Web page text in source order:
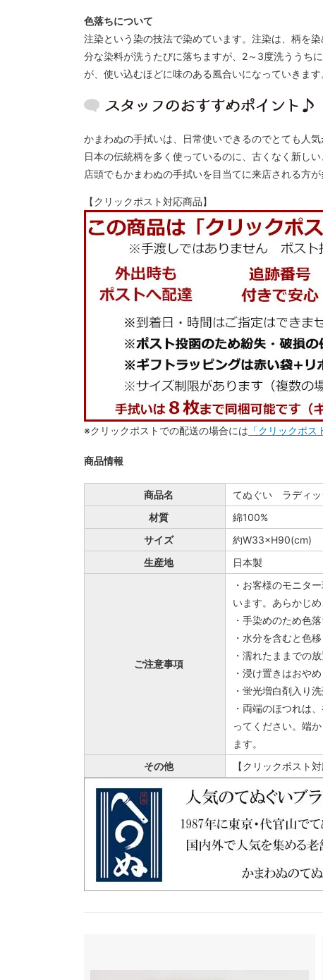
色落ちについて
注染という染の技法で染めています。注染は、柄を
分な染料が洗うたびに落ちますが、2～3度洗ううち
が、使い込むほどに味のある風合いになっていきます
かまわぬの手拭いは、日常使いできるのでとても人気
日本の伝統柄を多く使っているのに、古くなく新しい
店頭でもかまわぬの手拭いを目当てに来店される方が
【クリックポスト対応商品】
※クリックポストでの配送の場合には 「クリックポ
商品情報
商品名
てぬぐい ラディッ
材質
綿100%
サイズ
約W33×H90(cm)
生産地
日本製
ご注意事項
・お客様のモニタ
います。あらかじめ
・手染めのため色
・水分を含むと色
・濡れたままでの
・浸け置きはおやめ
・蛍光増白剤入り
・両端のほつれは
ってください。端
ます。
その他
【クリックポスト対